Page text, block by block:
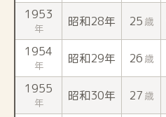
1953
年 昭和28年 25 歳
1954
年 昭和29年 26 歳
1955
年 昭和30年 27 歳